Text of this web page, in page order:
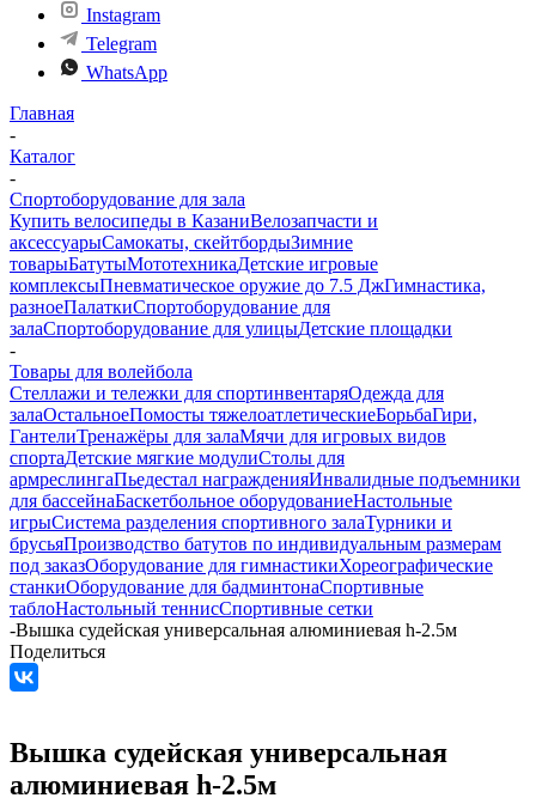
Instagram
Telegram
WhatsApp
Главная
-
Каталог
-
Спортоборудование для зала
Купить велосипеды в КазаниВелозапчасти и
аксессуарыСамокаты, скейтбордыЗимние
товарыБатутыМототехникаДетские игровые
комплексыПневматическое оружие до 7.5 ДжГимнастика,
разноеПалаткиСпортоборудование для
залаСпортоборудование для улицыДетские площадки
-
Товары для волейбола
Стеллажи и тележки для спортинвентаряОдежда для
залаОстальноеПомосты тяжелоатлетическиеБорьбаГири,
ГантелиТренажёры для залаМячи для игровых видов
спортаДетские мягкие модулиСтолы для
армреслингаПьедестал награжденияИнвалидные подъемники
для бассейнаБаскетбольное оборудованиеНастольные
игрыСистема разделения спортивного залаТурники и
брусьяПроизводство батутов по индивидуальным размерам
под заказОборудование для гимнастикиХореографические
станкиОборудование для бадминтонаСпортивные
таблоНастольный теннисСпортивные сетки
-Вышка судейская универсальная алюминиевая h-2.5м
Поделиться
Вышка судейская универсальная
алюминиевая h-2.5м